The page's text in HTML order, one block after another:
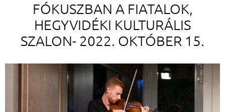
FÓKUSZBAN A FIATALOK,
HEGYVIDÉKI KULTURÁLIS
SZALON- 2022. OKTÓBER 15.